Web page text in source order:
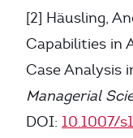
[2] Häusling,
Capabilities in
Case Analysis
Managerial
DOI: 10.1007/